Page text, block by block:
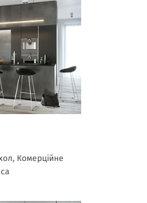
Комерційне